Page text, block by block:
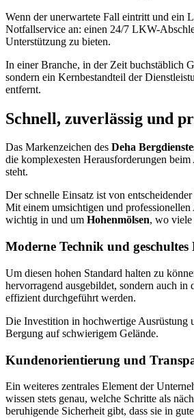
Wenn der unerwartete Fall eintritt und ein
Notfallservice an: einen 24/7 LKW-
Unterstützung zu bieten.
In einer Branche, in der Zeit buchstäblich
sondern ein Kernbestandteil der
entfernt.
Schnell, zuverlässig und
Das Markenzeichen des Deha
die komplexesten Herausforderungen
steht.
Der schnelle Einsatz ist von
Mit einem umsichtigen und
wichtig in und um Hohenmölsen, wo viele
Moderne Technik und geschultes
Um diesen hohen Standard halten zu
hervorragend ausgebildet, sondern auch
effizient durchgeführt werden.
Die Investition in hochwertige Ausrüstung
Bergung auf schwierigem Gelände.
Kundenorientierung und
Ein weiteres zentrales Element der
wissen stets genau, welche Schritte als
beruhigende Sicherheit gibt, dass sie in